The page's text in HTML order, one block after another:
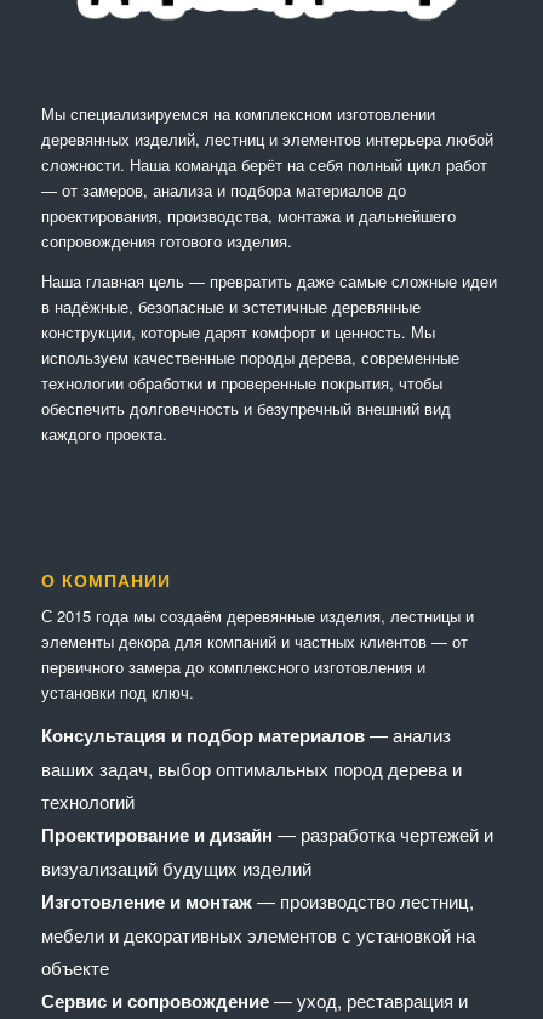
Мы специализируемся на комплексном изготовлении
деревянных изделий, лестниц и элементов интерьера любой
сложности. Наша команда берёт на себя полный цикл работ
— от замеров, анализа и подбора материалов до
проектирования, производства, монтажа и дальнейшего
сопровождения готового изделия.
Наша главная цель — превратить даже самые сложные идеи
в надёжные, безопасные и эстетичные деревянные
конструкции, которые дарят комфорт и ценность. Мы
используем качественные породы дерева, современные
технологии обработки и проверенные покрытия, чтобы
обеспечить долговечность и безупречный внешний вид
каждого проекта.
О КОМПАНИИ
С 2015 года мы создаём деревянные изделия, лестницы и
элементы декора для компаний и частных клиентов — от
первичного замера до комплексного изготовления и
установки под ключ.
Консультация и подбор материалов— анализ
ваших задач, выбор оптимальных пород дерева и
технологий
Проектирование и дизайн — разработка чертежей и
визуализаций будущих изделий
Изготовление и монтаж— производство лестниц,
мебели и декоративных элементов с установкой на
объекте
Сервис и сопровождение— уход, реставрация и